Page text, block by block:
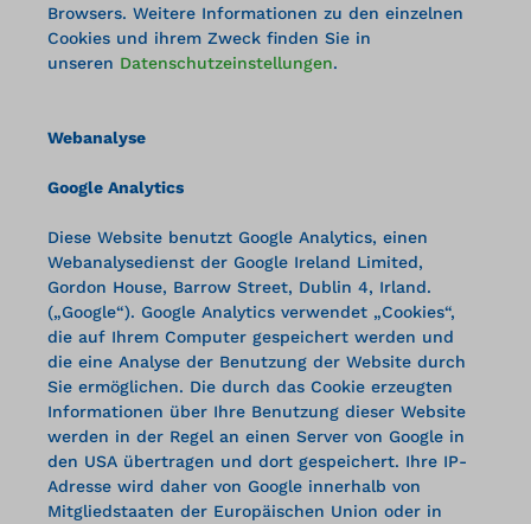
Browsers. Weitere Informationen zu den einzelnen
Cookies und ihrem Zweck finden Sie in
unseren Datenschutzeinstellungen.
Webanalyse
Google Analytics
Diese Website benutzt Google Analytics, einen
Webanalysedienst der Google Ireland Limited,
Gordon House, Barrow Street, Dublin 4, Irland.
(„Google“). Google Analytics verwendet „Cookies“,
die auf Ihrem Computer gespeichert werden und
die eine Analyse der Benutzung der Website durch
Sie ermöglichen. Die durch das Cookie erzeugten
Informationen über Ihre Benutzung dieser Website
werden in der Regel an einen Server von Google in
den USA übertragen und dort gespeichert. Ihre IP-
Adresse wird daher von Google innerhalb von
Mitgliedstaaten der Europäischen Union oder in